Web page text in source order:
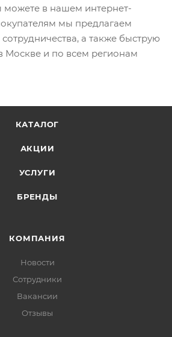
в нашем интернет-
мы предлагаем
а также быструю
Москве и по всем регионам
КАТАЛОГ
АКЦИИ
УСЛУГИ
БРЕНДЫ
КОМПАНИЯ
Новости
Сотрудники
Вакансии
Отзывы